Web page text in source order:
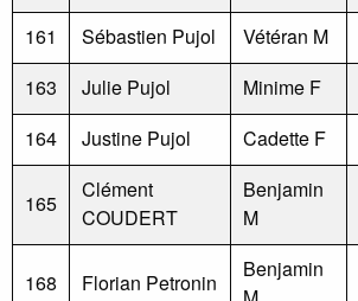
161
Sébastien Pujol Vétéran M
163
Julie Pujol Minime F
164
Justine Pujol Cadette F
165
Clément
COUDERT
Benjamin
M
168 Florian Petronin
Benjamin